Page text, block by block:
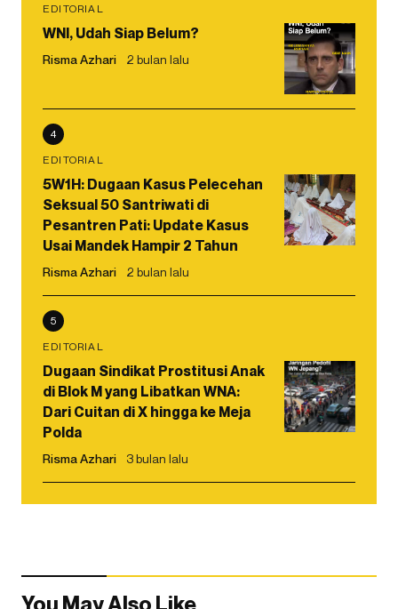
EDITORIAL
WNI, Udah Siap Belum?
Risma Azhari 2 bulan lalu
4
EDITORIAL
5W1H: Dugaan Kasus Pelecehan
Seksual 50 Santriwati di
Pesantren Pati: Update Kasus
Usai Mandek Hampir 2 Tahun
Risma Azhari 2 bulan lalu
5
EDITORIAL
Dugaan Sindikat Prostitusi Anak
di Blok M yang Libatkan WNA:
Dari Cuitan di X hingga ke Meja
Polda
Risma Azhari 3 bulan lalu
You May Also Like